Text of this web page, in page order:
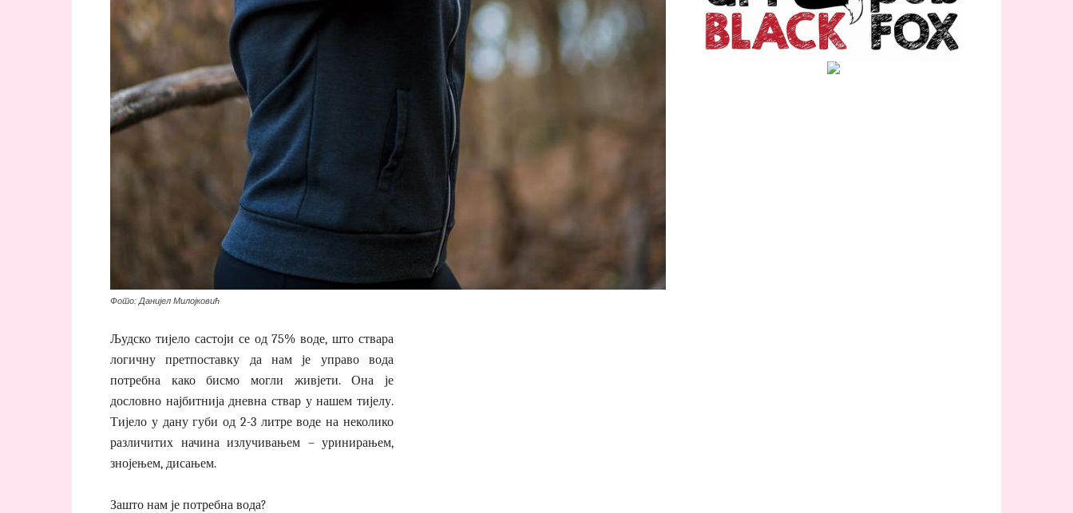
Фото: Данијел Милојковић
Људско тијело састоји се од 75% воде, што ствара
логичну претпоставку да нам је управо вода
потребна како бисмо могли живјети. Она је
дословно најбитнија дневна ствар у нашем тијелу.
Тијело у дану губи од 2-3 литре воде на неколико
различитих начина излучивањем – уринирањем,
знојењем, дисањем.
Зашто нам је потребна вода?